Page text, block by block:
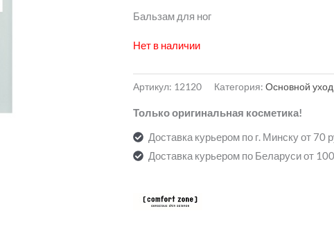
Бальзам для ног
Нет в наличии
Артикул: 12120 Категория: Основной уход
Только оригинальная косметика!
Доставка курьером по г. Минску от 70
Доставка курьером по Беларуси от